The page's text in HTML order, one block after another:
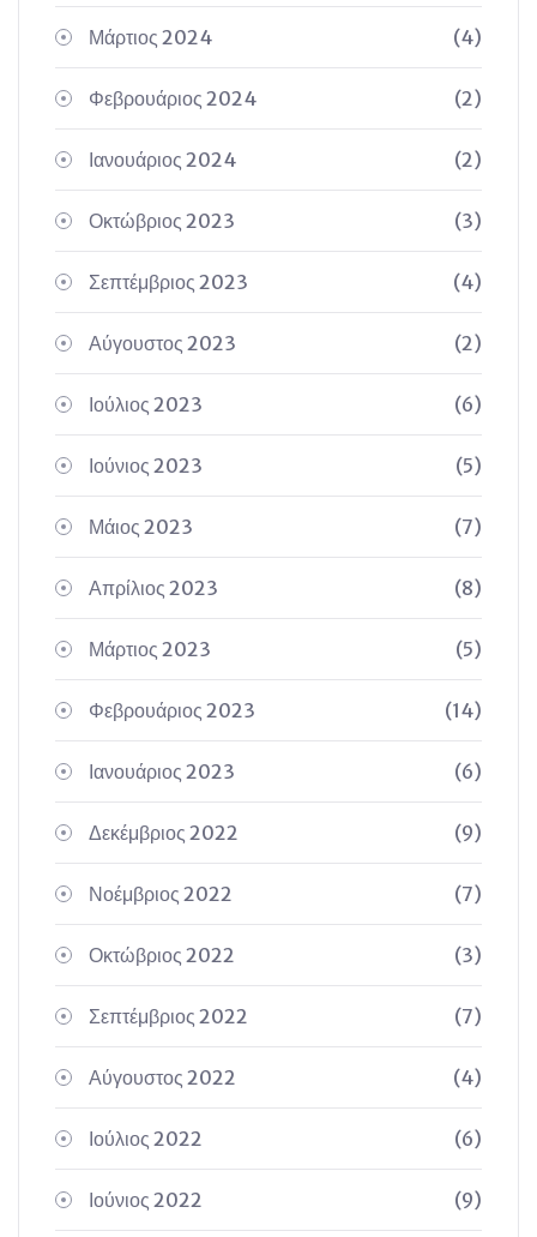
Μάρτιος 2024 (4)
Φεβρουάριος 2024 (2)
Ιανουάριος 2024 (2)
Οκτώβριος 2023 (3)
Σεπτέμβριος 2023 (4)
Αύγουστος 2023 (2)
Ιούλιος 2023 (6)
Ιούνιος 2023 (5)
Μάιος 2023 (7)
Απρίλιος 2023 (8)
Μάρτιος 2023 (5)
Φεβρουάριος 2023 (14)
Ιανουάριος 2023 (6)
Δεκέμβριος 2022 (9)
Νοέμβριος 2022 (7)
Οκτώβριος 2022 (3)
Σεπτέμβριος 2022 (7)
Αύγουστος 2022 (4)
Ιούλιος 2022 (6)
Ιούνιος 2022 (9)